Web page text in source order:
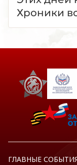
Хроники
ГЛАВНЫЕ